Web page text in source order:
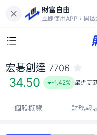
財富自由
立即使用APP，開
宏碁創達 7706
34.50 -1.42% 最近更
個股概覽 財務報